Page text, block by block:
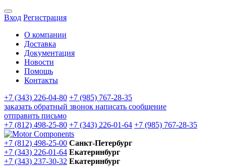
Вход Регистрация
О компании
Доставка
Документация
Новости
Помощь
Контакты
+7 (343) 226-04-80 +7 (985) 767-28-35
заказать обратный звонок написать сообщение
отправить письмо
+7 (812) 498-25-80 +7 (343) 226-01-64 +7 (985) 767-28-35
+7 (812) 498-25-00 Санкт-Петербург
+7 (343) 226-01-64 Екатеринбург
+7 (343) 237-30-32 Екатеринбург